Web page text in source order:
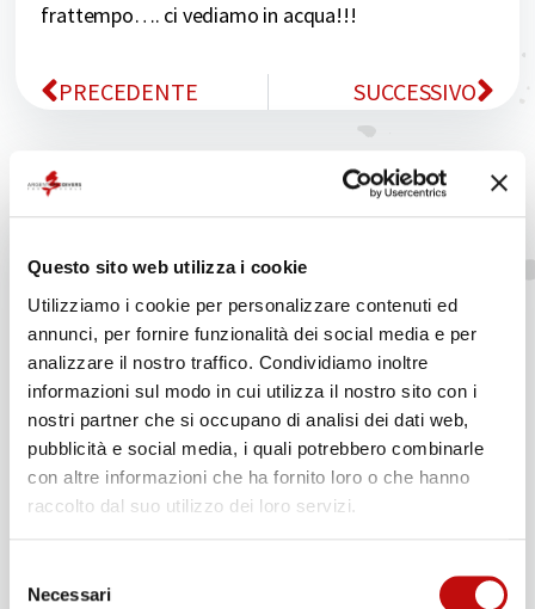
Questo sito web utilizza i cookie
Utilizziamo i cookie per personalizzare contenuti ed
annunci, per fornire funzionalità dei social media e per
analizzare il nostro traffico. Condividiamo inoltre
informazioni sul modo in cui utilizza il nostro sito con i
nostri partner che si occupano di analisi dei dati web,
pubblicità e social media, i quali potrebbero combinarle
con altre informazioni che ha fornito loro o che hanno
raccolto dal suo utilizzo dei loro servizi.
delNecessari
frattempo…. ci vediamo in acqua!!!
PRECEDENTE SUCCESSIVO
CONTATTACI